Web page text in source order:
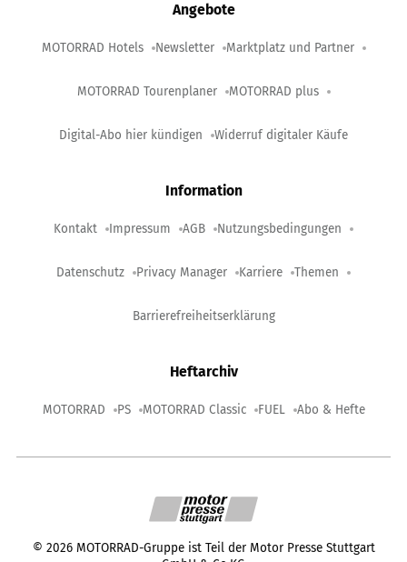
Angebote
MOTORRAD Hotels Newsletter Marktplatz und Partner
MOTORRAD Tourenplaner MOTORRAD plus
Digital-Abo hier kündigen Widerruf digitaler Käufe
Information
Kontakt Impressum AGB Nutzungsbedingungen
Datenschutz Privacy Manager Karriere Themen
Barrierefreiheitserklärung
Heftarchiv
MOTORRAD PS MOTORRAD Classic FUEL Abo & Hefte
© 2026 MOTORRAD-Gruppe ist Teil der Motor Presse Stuttgart